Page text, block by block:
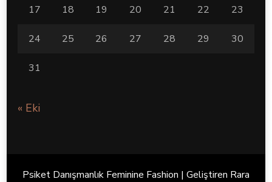
17 18 19 20 21 22 23
24 25 26 27 28 29 30
31
« Eki
Psiket Danışmanlık Feminine Fashion | Geliştiren Rara